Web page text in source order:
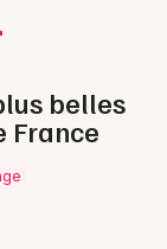
belles
France